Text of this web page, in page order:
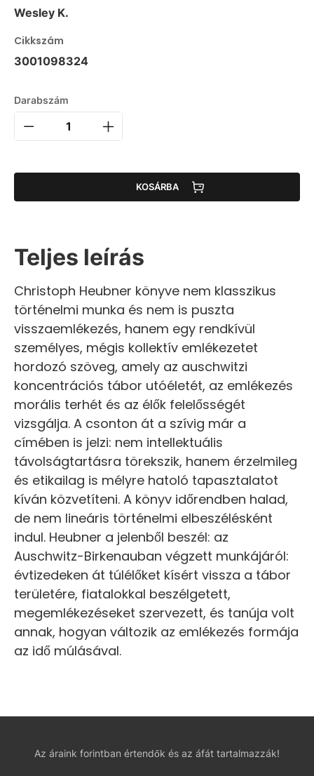
Wesley K.
Cikkszám
3001098324
Darabszám
KOSÁRBA
Teljes leírás
Christoph Heubner könyve nem klasszikus
történelmi munka és nem is puszta
visszaemlékezés, hanem egy rendkívül
személyes, mégis kollektív emlékezetet
hordozó szöveg, amely az auschwitzi
koncentrációs tábor utóéletét, az emlékezés
morális terhét és az élők felelősségét
vizsgálja. A csonton át a szívig már a
címében is jelzi: nem intellektuális
távolságtartásra törekszik, hanem érzelmileg
és etikailag is mélyre hatoló tapasztalatot
kíván közvetíteni. A könyv időrendben halad,
de nem lineáris történelmi elbeszélésként
indul. Heubner a jelenből beszél: az
Auschwitz-Birkenauban végzett munkájáról:
évtizedeken át túlélőket kísért vissza a tábor
területére, fiatalokkal beszélgetett,
megemlékezéseket szervezett, és tanúja volt
annak, hogyan változik az emlékezés formája
az idő múlásával.
Az áraink forintban értendők és az áfát tartalmazzák!